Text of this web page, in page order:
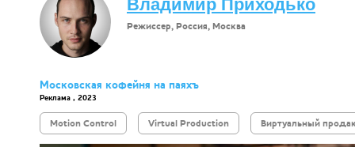
Владимир Приходько
Режиссер, Россия, Москва
Московская кофейня на паяхъ
Реклама , 2023
Motion Control Virtual Production Виртуальный